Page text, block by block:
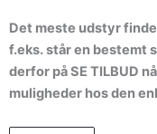
Det meste udstyr
f.eks. står en bestemt
derfor på SE TILBUD
muligheder hos den